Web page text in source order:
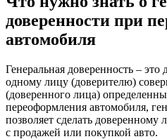
доверенности при
автомобиля
Генеральная доверенность –
одному лицу (доверителю)
(доверенного лица)
переоформления автомобиля,
позволяет сделать доверенному
с продажей или покупкой авто.